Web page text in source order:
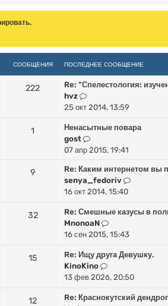
СООБЩЕНИЯ ПОСЛЕДНЕЕ СООБЩЕНИЕ
222
Re: "Спелестология:
hvz
П
е
е
й
т
к
п
о
с
л
е
н
е
м
с
25 окт 2014, 13:59
1
Ненасытные повара
gost
П
е
е
й
т
к
п
о
с
л
е
н
07 апр 2015, 19:41
9
Re: Каким интернетом вы
senya_fedoriv
П
е
к
о
с
16 окт 2014, 15:40
32
Re: Смешные казусы в
MnonoaN
П
е
е
т
к
16 сен 2015, 15:43
15
Re: Ищу друга Девушку.
KinoKino
П
е
е
13 фев 2026, 20:50
12
Re: Краснокутский